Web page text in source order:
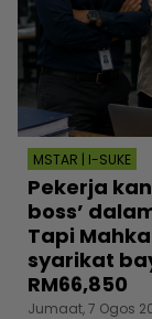
MSTAR | I-SUKE
Pekerja
boss’
Tapi
syarikat
RM66,850
Jumaat, 7 Ogos